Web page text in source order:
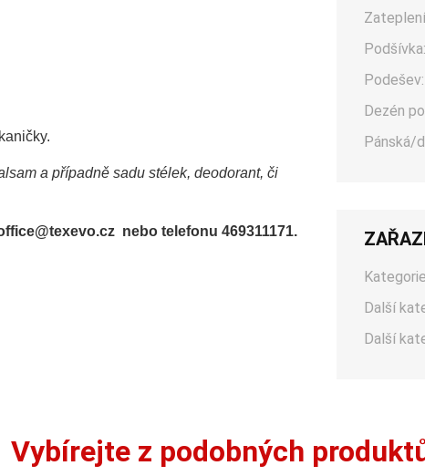
a případně sadu stélek, deodorant, či
nebo telefonu 469311171.
Podšívka:
Podešev:
Dezén
Pánská/
Další
Další
Vybírejte z podobných